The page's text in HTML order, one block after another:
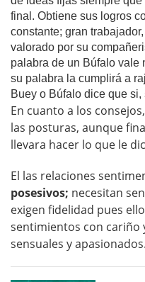
final. Obtiene sus logros
constante; gran
valorado por su
palabra de un Búfalo vale
su palabra la cumplirá a
Buey o Búfalo dice que
En cuanto a los
las posturas, aunque
llevara hacer lo que le
El las relaciones
posesivos; necesitan
exigen fidelidad pues
sentimientos con cariño
sensuales y apasionados.